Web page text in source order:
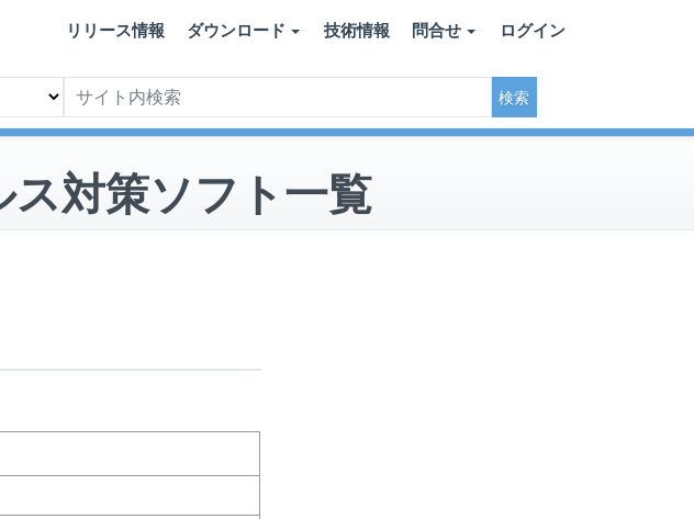
リリース情報 ダウンロード 技術情報 問合せ ログイン
対策ソフト一覧